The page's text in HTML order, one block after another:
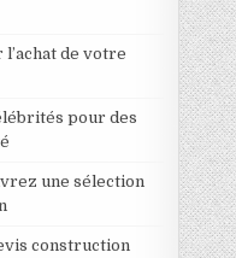
de votre
pour des
une sélection
construction